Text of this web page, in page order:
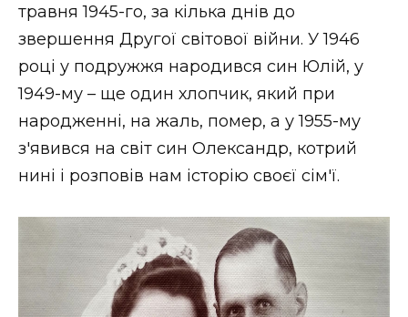
травня 1945-го, за кілька днів до
звершення Другої світової війни. У 1946
році у подружжя народився син Юлій, у
1949-му – ще один хлопчик, який при
народженні, на жаль, помер, а у 1955-му
з'явився на світ син Олександр, котрий
нині і розповів нам історію своєї сім'ї.